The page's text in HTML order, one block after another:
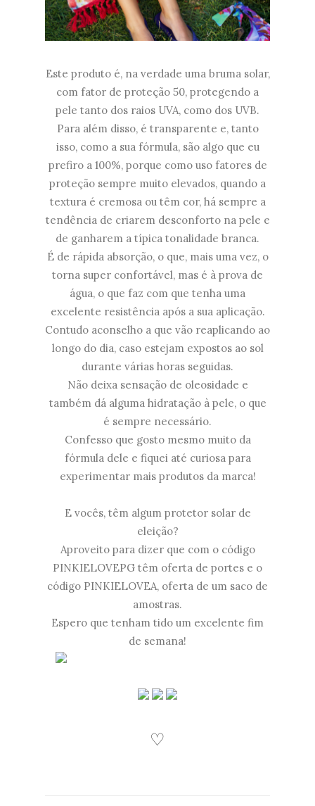
Este produto é, na verdade uma bruma solar,
com fator de proteção 50, protegendo a
pele tanto dos raios UVA, como dos UVB.
Para além disso, é transparente e, tanto
isso, como a sua fórmula, são algo que eu
prefiro a 100%, porque como uso fatores de
proteção sempre muito elevados, quando a
textura é cremosa ou têm cor, há sempre a
tendência de criarem desconforto na pele e
de ganharem a típica tonalidade branca.
É de rápida absorção, o que, mais uma vez, o
torna super confortável, mas é à prova de
água, o que faz com que tenha uma
excelente resistência após a sua aplicação.
Contudo aconselho a que vão reaplicando ao
longo do dia, caso estejam expostos ao sol
durante várias horas seguidas.
Não deixa sensação de oleosidade e
também dá alguma hidratação à pele, o que
é sempre necessário.
Confesso que gosto mesmo muito da
fórmula dele e fiquei até curiosa para
experimentar mais produtos da marca!
E vocês, têm algum protetor solar de
eleição?
Aproveito para dizer que com o código
PINKIELOVEPG têm oferta de portes e o
código PINKIELOVEA, oferta de um saco de
amostras.
Espero que tenham tido um excelente fim
de semana!
♡